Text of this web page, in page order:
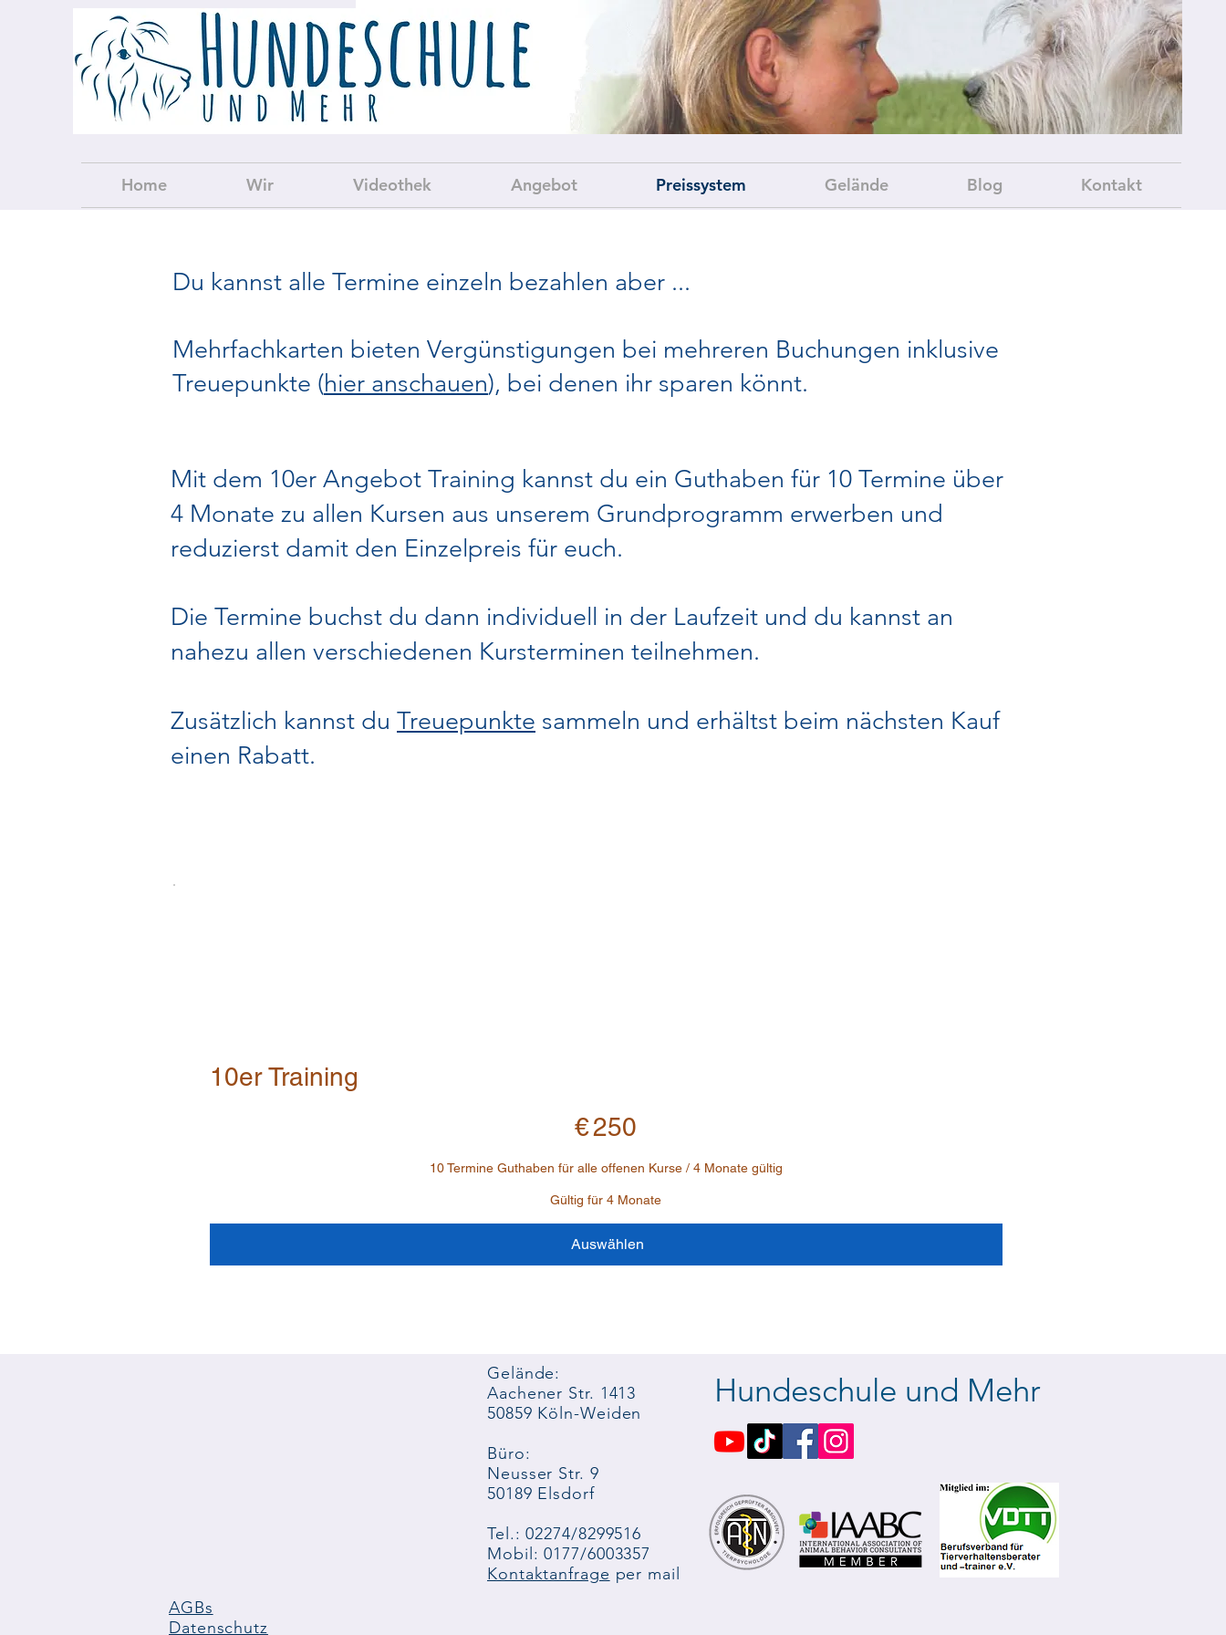
Home Wir Videothek Angebot Preissystem Gelände Blog Kontakt
Du kannst alle Termine einzeln bezahlen aber ...
Mehrfachkarten bieten Vergünstigungen bei mehreren Buchungen inklusive
Treuepunkte (hier anschauen), bei denen ihr sparen könnt.
Mit dem 10er Angebot Training kannst du ein Guthaben für 10 Termine über
4 Monate zu allen Kursen aus unserem Grundprogramm erwerben und
reduzierst damit den Einzelpreis für euch.
Die Termine buchst du dann individuell in der Laufzeit und du kannst an
nahezu allen verschiedenen Kursterminen teilnehmen.
Zusätzlich kannst du Treuepunkte sammeln und erhältst beim nächsten Kauf
einen Rabatt.
10er Training
€250
10 Termine Guthaben für alle offenen Kurse / 4 Monate gültig
Gültig für 4 Monate
Auswählen
AGBs
Datenschutz
Hundeschule und Mehr
Gelände:
Aachener Str. 1413
50859 Köln-Weiden
Büro:
Neusser Str. 9
50189 Elsdorf
Tel.: 02274/8299516
Mobil: 0177/6003357
Kontaktanfrage per mail